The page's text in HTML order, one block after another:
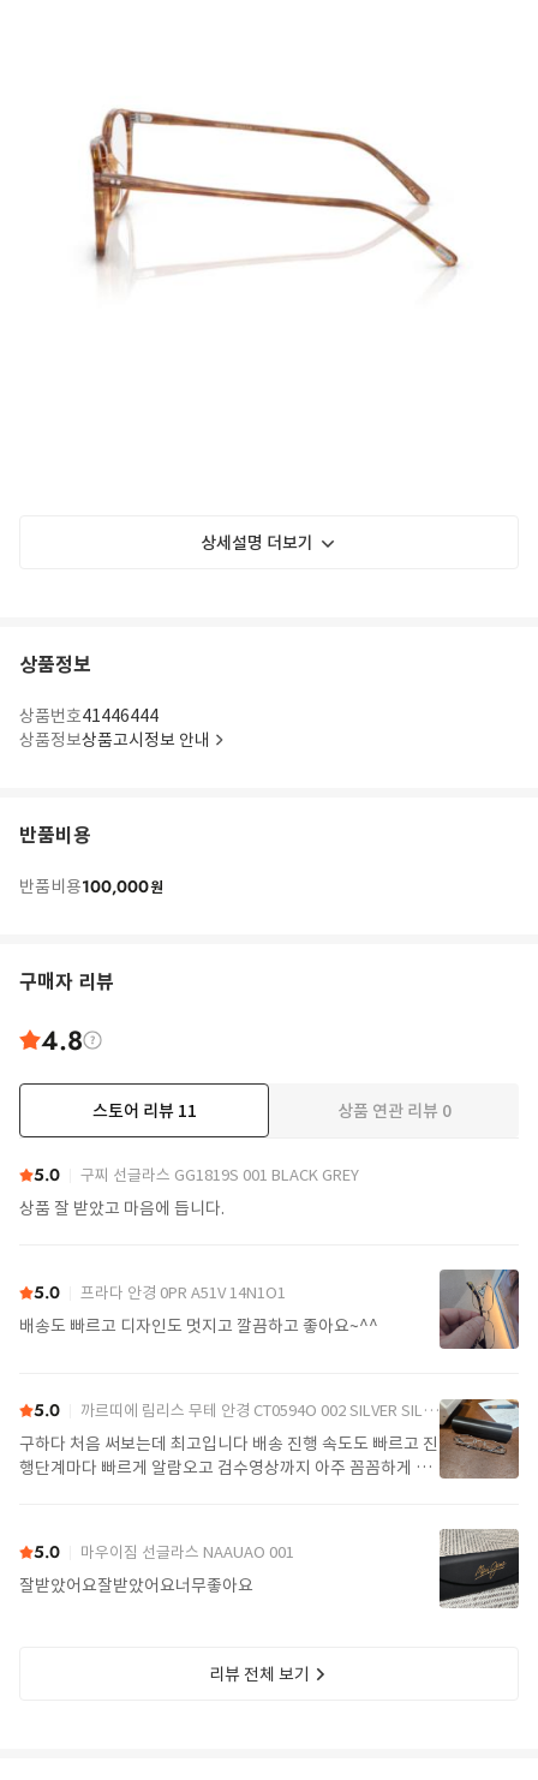
상세설명 더보기
상품정보
상품번호41446444
상품정보상품고시정보 안내
반품비용
반품비용100,000원
구매자 리뷰
4.8
스토어 리뷰 11 상품 연관 리뷰 0
5.0 구찌 선글라스 GG1819S 001 BLACK GREY
상품 잘 받았고 마음에 듭니다.
5.0 프라다 안경 0PR A51V 14N1O1
배송도 빠르고 디자인도 멋지고 깔끔하고 좋아요~^^
5.0 까르띠에 림리스 무테 안경 CT0594O 002 SILVER SILVER TRANSPARENT
구하다 처음 써보는데 최고입니다 배송 진행 속도도 빠르고 진
행단계마다 빠르게 알람오고 검수영상까지 아주 꼼꼼하게 찍
5.0 마우이짐 선글라스 NAAUAO 001
잘받았어요잘받았어요너무좋아요
리뷰 전체 보기